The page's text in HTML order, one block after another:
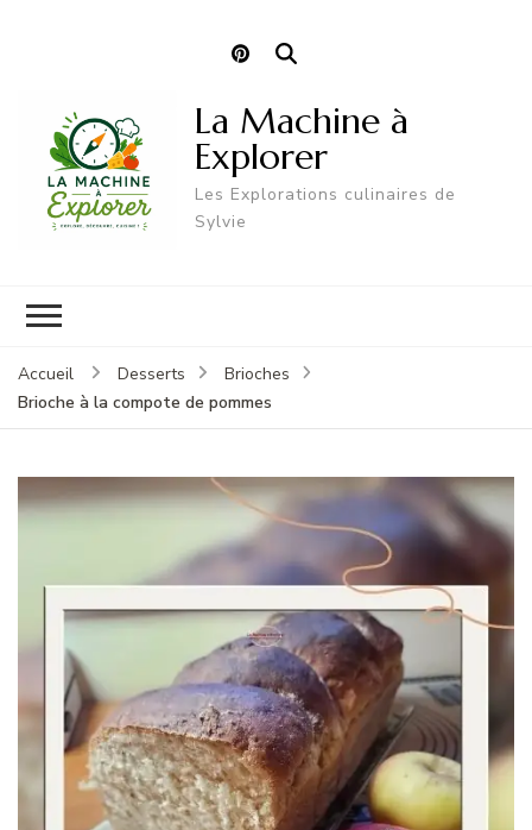
La Machine à
Explorer
Les Explorations culinaires de
Sylvie
Accueil Desserts
Brioches
Brioche à la compote de pommes